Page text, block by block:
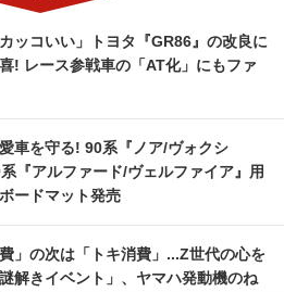
カッコいい」トヨタ『GR86』の改良に
! レース参戦車の「AT化」にもファ
車を守る! 90系『ノア/ヴォクシ
『アルファード/ヴェルファイア』用
ードマット発売
費」の次は「トキ消費」...Z世代の心を
解きイベント」、ヤマハ発動機のね